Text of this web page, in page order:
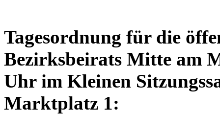
Tagesordnung für die
Bezirksbeirats Mitte am
Uhr im Kleinen
Marktplatz 1: